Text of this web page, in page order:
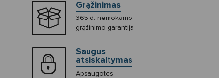
Grąžinimas
365 d. nemokamo
grąžinimo garantija
Saugus
atsiskaitymas
Apsaugotos